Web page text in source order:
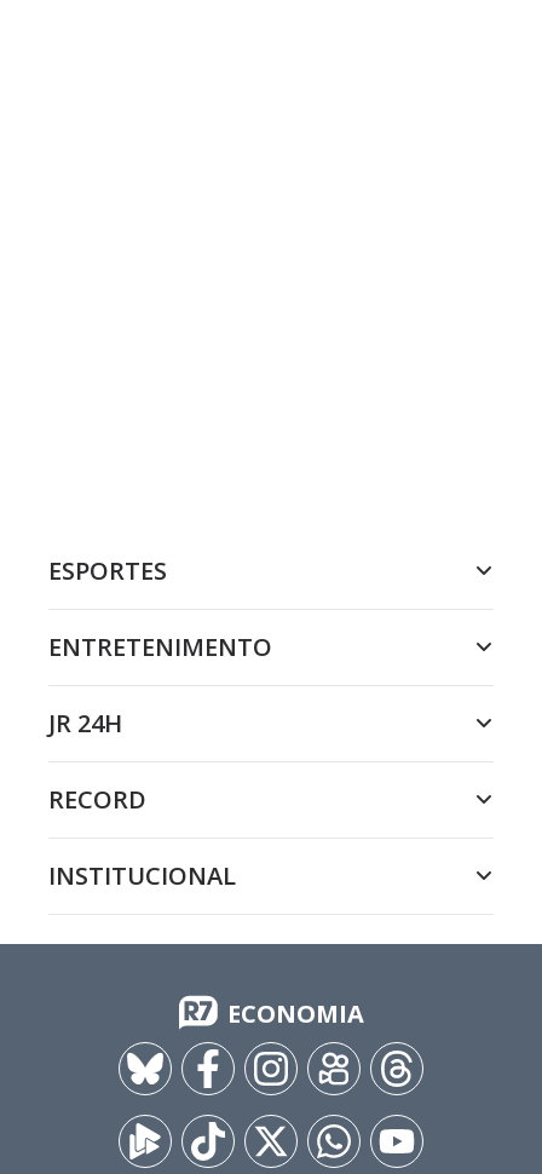
ESPORTES
ENTRETENIMENTO
JR 24H
RECORD
INSTITUCIONAL
ECONOMIA